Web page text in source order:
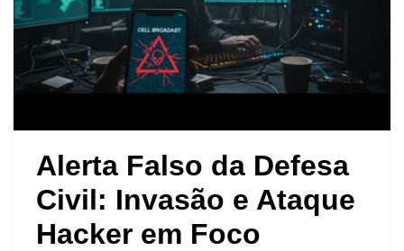
Alerta Falso da Defesa
Civil: Invasão e Ataque
Hacker em Foco